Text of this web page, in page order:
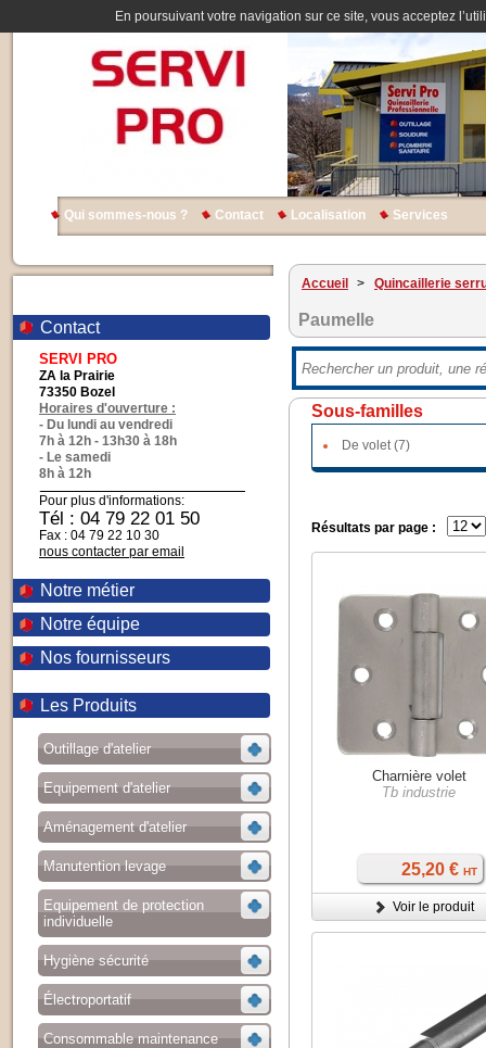
En poursuivant votre navigation sur ce site, vous acceptez
Qui sommes-nous ? Contact Localisation Services
Contact
SERVI PRO
ZA la Prairie
73350 Bozel
Horaires d'ouverture :
- Du lundi au vendredi
7h à 12h - 13h30 à 18h
- Le samedi
8h à 12h
Pour plus d'informations:
Tél : 04 79 22 01 50
Fax : 04 79 22 10 30
nous contacter par email
Notre métier
Notre équipe
Nos fournisseurs
Les Produits
Outillage d'atelier
Equipement d'atelier
Aménagement d'atelier
Manutention levage
Equipement de protection
individuelle
Hygiène sécurité
Électroportatif
Consommable maintenance
Accueil > Quincaillerie
Paumelle
Sous-familles
De volet (7)
Résultats par page :
Charnière volet
Tb industrie
25,20 € HT
Voir le produit